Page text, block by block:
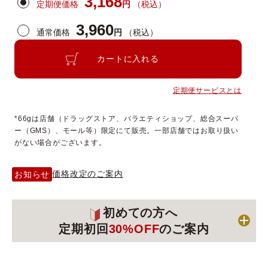
定期便価格 円 （税込）
通常価格 3,960円 （税込）
カートに入れる
定期便サービスとは
*66gは店舗（ドラッグストア、バラエティショップ、総合スーパ
ー（GMS）、モール等）限定にて販売。一部店舗ではお取り扱い
がない場合がございます。
お知らせ 価格改定のご案内
初めての方へ
定期初回30%OFFのご案内